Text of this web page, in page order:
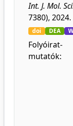
Int. J. Mol.
7380), 2024.
doi DEA
Folyóirat-
mutatók: